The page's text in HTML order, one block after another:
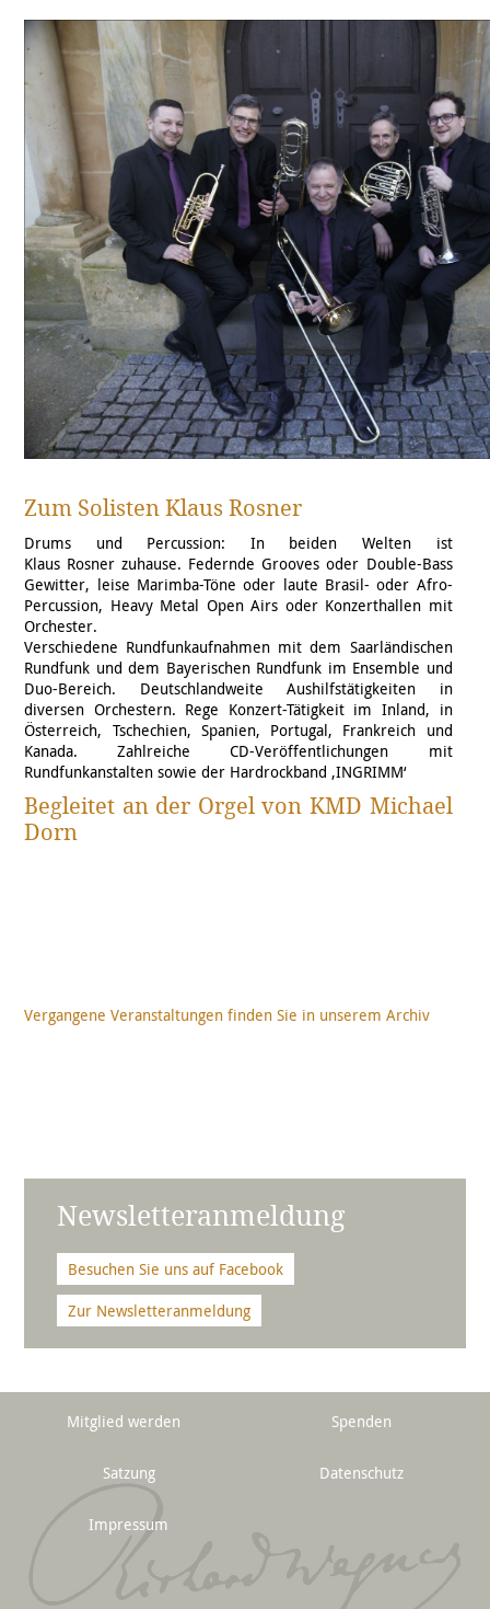
Zum Solisten Klaus Rosner
Drums und Percussion: In beiden Welten ist
Klaus Rosner zuhause. Federnde Grooves oder Double-Bass
Gewitter, leise Marimba-Töne oder laute Brasil- oder Afro-
Percussion, Heavy Metal Open Airs oder Konzerthallen mit
Orchester.
Verschiedene Rundfunkaufnahmen mit dem Saarländischen
Rundfunk und dem Bayerischen Rundfunk im Ensemble und
Duo-Bereich. Deutschlandweite Aushilfstätigkeiten in
diversen Orchestern. Rege Konzert-Tätigkeit im Inland, in
Österreich, Tschechien, Spanien, Portugal, Frankreich und
Kanada. Zahlreiche CD-Veröffentlichungen mit
Rundfunkanstalten sowie der Hardrockband ‚INGRIMM‘
Begleitet an der Orgel von KMD Michael
Dorn
Vergangene Veranstaltungen finden Sie in unserem Archiv
Newsletteranmeldung
Besuchen Sie uns auf Facebook
Zur Newsletteranmeldung
Mitglied werden Spenden
Satzung Datenschutz
Impressum